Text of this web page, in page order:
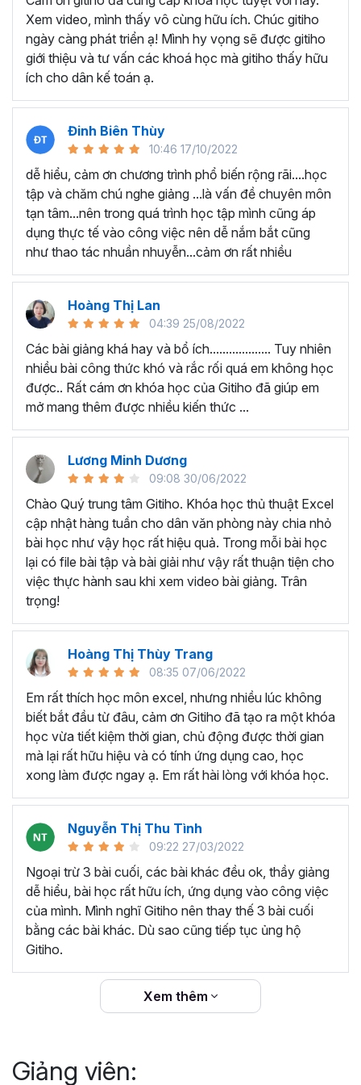
Học nhanh nhưng nhớ lâu bởi luôn có các bài tập
thực hành kèm với lý thuyết.
Các video bài giảng được xây dựng dựa trên các
chủ đề cụ thể, đồng thời chú trọng tối đa đến tính
ứng dụng cao. Đặc biệt, bộ videocác thủ thuật
khác, phù hợp với tất cả mọi đối tượng muốn tỏa
sáng nơi công sở với thủ thuật Excel nâng cao thông
minh và tạo kết quả bất ngờ trong công việc.
Bạn sẽ tự tin xử lý được mọi việc trên các công cụ
Excel một cách chuyên nghiệp giúp đẩy nhân được
tiến độ công việc, nâng cao hiệu suất làm việc lên
tới 5 lần.
Đặc biệt khiđăng ký khóa học EXG02học viên sẽ có cơ
hội nhận ưu đãi sở hữu trọn đời chỉ với
tác đăng ký khá đơn giản, bạn chỉ cần nhấn vào ĐĂNG
KÝ HỌC NGAY khóa học EXG08 trên gitiho.com là xong.
Nếu có bất cứ thắc mắc nào liên quan đến tớikhóa học
EXG02 - Thủ thuật Excel cập nhật hàng tuầnbạn hãy
để kết nối cho Gitiho qua hotline 0774 116 285 để được
tư vấn chi tiết nhé.
Nội dung bài giảng trong khóa
học thủ thuật trên Excel của
Gitiho?
Khóa học Thủ thuật Excel cập nhật các mẹo Excel văn
phòng hàng tuần, bạn có thể được update những nội
dung mới nhất về tin học văn phòng như sau:
Định dạng nhanh bằng công cụFormat Paintervà
toán, các thủ thuật excel tính tổng, đặt tên nhanh
cho bảng tính, hiển thị công thức trong ô, tạo ghi
chú và cố định dòng - cột.
Kỹ thuật định dạng và xử lý dữ liệu bao gồm tự động
thêm ký hiệu tiền tệ, viết biểu thức hóa học - toán
học và loại bỏ dữ liệu trùng lặp.
Tổng hợp thủ thuật với hàm, công thức bao gồm
cách tắt/mở gợi ý khi viết hàm, đặt tên và sử dụng
gian.
Tổng hợp hàm, công thức tính toán theo thời gian
như hàm tính toán theo tháng, tuổi, ngày hết hạn
hợp đồng,...
Hướng dẫn dùng các hàm và công thức nâng cao
nhưSUM, SUMIFS, VLOOKUP, INDEX, và các thủ
thuật hay trong Excel khác với hàm và công thức.
Những thiết lập chế độ làm việc trên Excel như thiết
lập theme, background, in ấn, và các thanh, tiêu đề,
đường kẻ lưới trong Excel.
và gán nội dung văn bản vào hình khối.
Xem video, mình thấy vô cùng hữu ích. Chúc gitiho
ngày càng phát triển ạ! Mình hy vọng sẽ được gitiho
giới thiệu và tư vấn các khoá học mà gitiho thấy hữu
ích cho dân kế toán ạ.
Đinh Biên Thùy
10:46 17/10/2022
dễ hiểu, cảm ơn chương trình phổ biến rộng rãi....học
tập và chăm chú nghe giảng ...là vấn đề chuyên môn
tạn tâm...nên trong quá trình học tập mình cũng áp
dụng thực tế vào công việc nên dễ nắm bắt cũng
như thao tác nhuần nhuyễn...cảm ơn rất nhiều
Hoàng Thị Lan
04:39 25/08/2022
Các bài giảng khá hay và bổ ích................... Tuy nhiên
nhiều bài công thức khó và rắc rối quá em không học
được.. Rất cám ơn khóa học của Gitiho đã giúp em
mở mang thêm được nhiều kiến thức ...
Lương Minh Dương
09:08 30/06/2022
Chào Quý trung tâm Gitiho. Khóa học thủ thuật Excel
cập nhật hàng tuần cho dân văn phòng này chia nhỏ
bài học như vậy học rất hiệu quả. Trong mỗi bài học
lại có file bài tập và bài giải như vậy rất thuận tiện cho
việc thực hành sau khi xem video bài giảng. Trân
trọng!
Hoàng Thị Thùy Trang
08:35 07/06/2022
Em rất thích học môn excel, nhưng nhiều lúc không
biết bắt đầu từ đâu, cảm ơn Gitiho đã tạo ra một khóa
học vừa tiết kiệm thời gian, chủ động được thời gian
mà lại rất hữu hiệu và có tính ứng dụng cao, học
xong làm được ngay ạ. Em rất hài lòng với khóa học.
Nguyễn Thị Thu Tình
09:22 27/03/2022
Ngoại trừ 3 bài cuối, các bài khác đều ok, thầy giảng
dễ hiểu, bài học rất hữu ích, ứng dụng vào công việc
của mình. Mình nghĩ Gitiho nên thay thế 3 bài cuối
bằng các bài khác. Dù sao cũng tiếp tục ủng hộ
Gitiho.
Xem thêm
Giảng viên: